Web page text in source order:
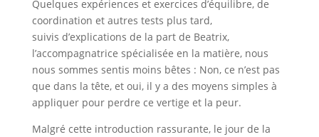
Quelques expériences et exercices d’équilibre, de
coordination et autres tests plus tard,
suivis d’explications de la part de Beatrix,
l’accompagnatrice spécialisée en la matière, nous
nous sommes sentis moins bêtes : Non, ce n’est pas
que dans la tête, et oui, il y a des moyens simples à
appliquer pour perdre ce vertige et la peur.
Malgré cette introduction rassurante, le jour de la